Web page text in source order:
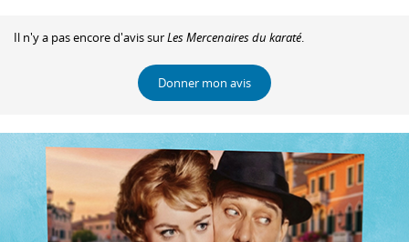
Il n'y a pas encore d'avis surLes Mercenaires du karaté.
Donner mon avis